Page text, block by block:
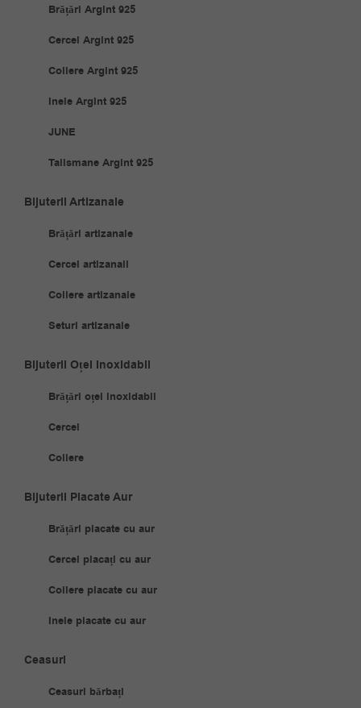
Brățări Argint 925
Cercei Argint 925
Coliere Argint 925
Inele Argint 925
JUNE
Talismane Argint 925
Bijuterii Artizanale
Brățări artizanale
Cercei artizanali
Coliere artizanale
Seturi artizanale
Bijuterii Oțel Inoxidabil
Brățări oțel inoxidabil
Cercei
Coliere
Bijuterii Placate Aur
Brățări placate cu aur
Cercei placați cu aur
Coliere placate cu aur
Inele placate cu aur
Ceasuri
Ceasuri bărbați